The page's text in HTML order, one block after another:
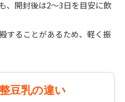
、開封後は2～3日を目安に飲
することがあるため、軽く振
豆乳の違い